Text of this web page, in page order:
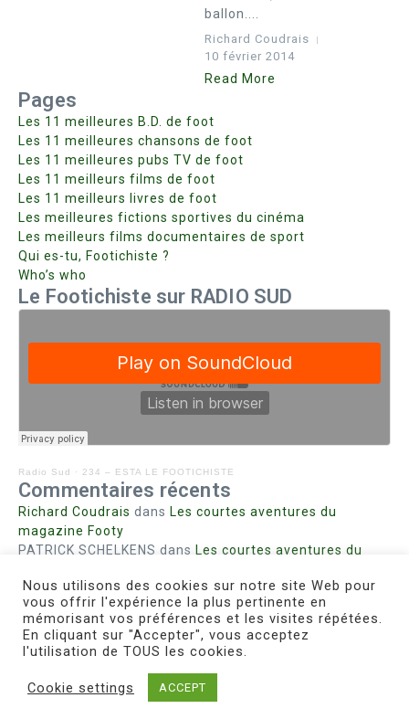
ballon....
Richard Coudrais
10 février 2014
Read More
Pages
Les 11 meilleures B.D. de foot
Les 11 meilleures chansons de foot
Les 11 meilleures pubs TV de foot
Les 11 meilleurs films de foot
Les 11 meilleurs livres de foot
Les meilleures fictions sportives du cinéma
Les meilleurs films documentaires de sport
Qui es-tu, Footichiste ?
Who’s who
Le Footichiste sur RADIO SUD
Radio Sud · 234 – ESTA LE FOOTICHISTE
Commentaires récents
Richard Coudrais dans Les courtes aventures du
magazine Footy
PATRICK SCHELKENS dans Les courtes aventures du
Bohn fabiennedans Intrigues sanglantes à Mulhouse
Steph. RUTA dansLust for Nice
MIRMANDdansPieds agiles et champignons
Copyright © 2026 Le Footichiste | Réalisé par
Nous utilisons des cookies sur notre site Web pour
vous offrir l'expérience la plus pertinente en
mémorisant vos préférences et les visites répétées.
En cliquant sur "Accepter", vous acceptez
l'utilisation de TOUS les cookies.
Cookie settings ACCEPT